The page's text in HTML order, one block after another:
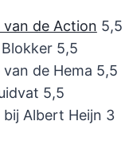
van de Action 5,5
5,5
van de Hema 5,5
5,5
bij Albert Heijn 3